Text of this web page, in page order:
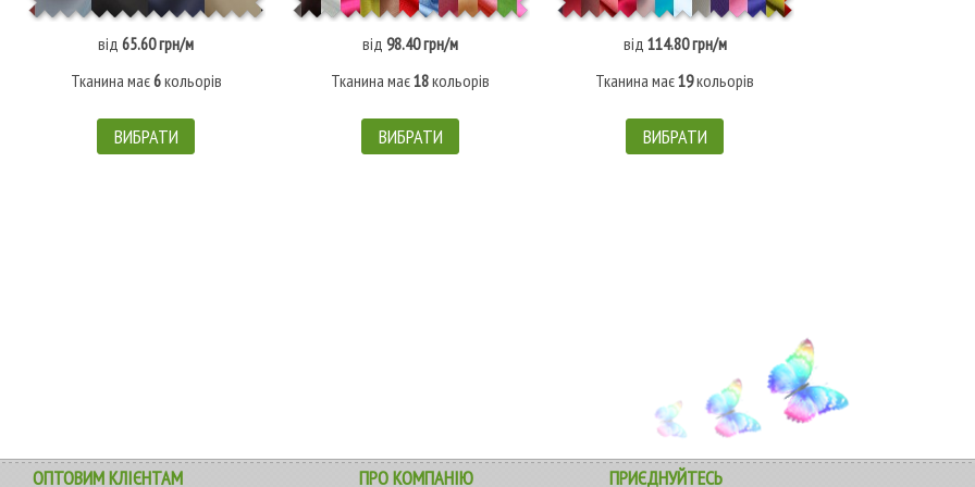
від 65.60 грн/м
Тканина має6кольорів
ВИБРАТИ
від 98.40 грн/м
Тканина має18кольорів
ВИБРАТИ
від 114.80 грн/м
Тканина має19кольорів
ВИБРАТИ
ОПТОВИМ КЛІЄНТАМ ПРО КОМПАНІЮ ПРИЄДНУЙТЕСЬ